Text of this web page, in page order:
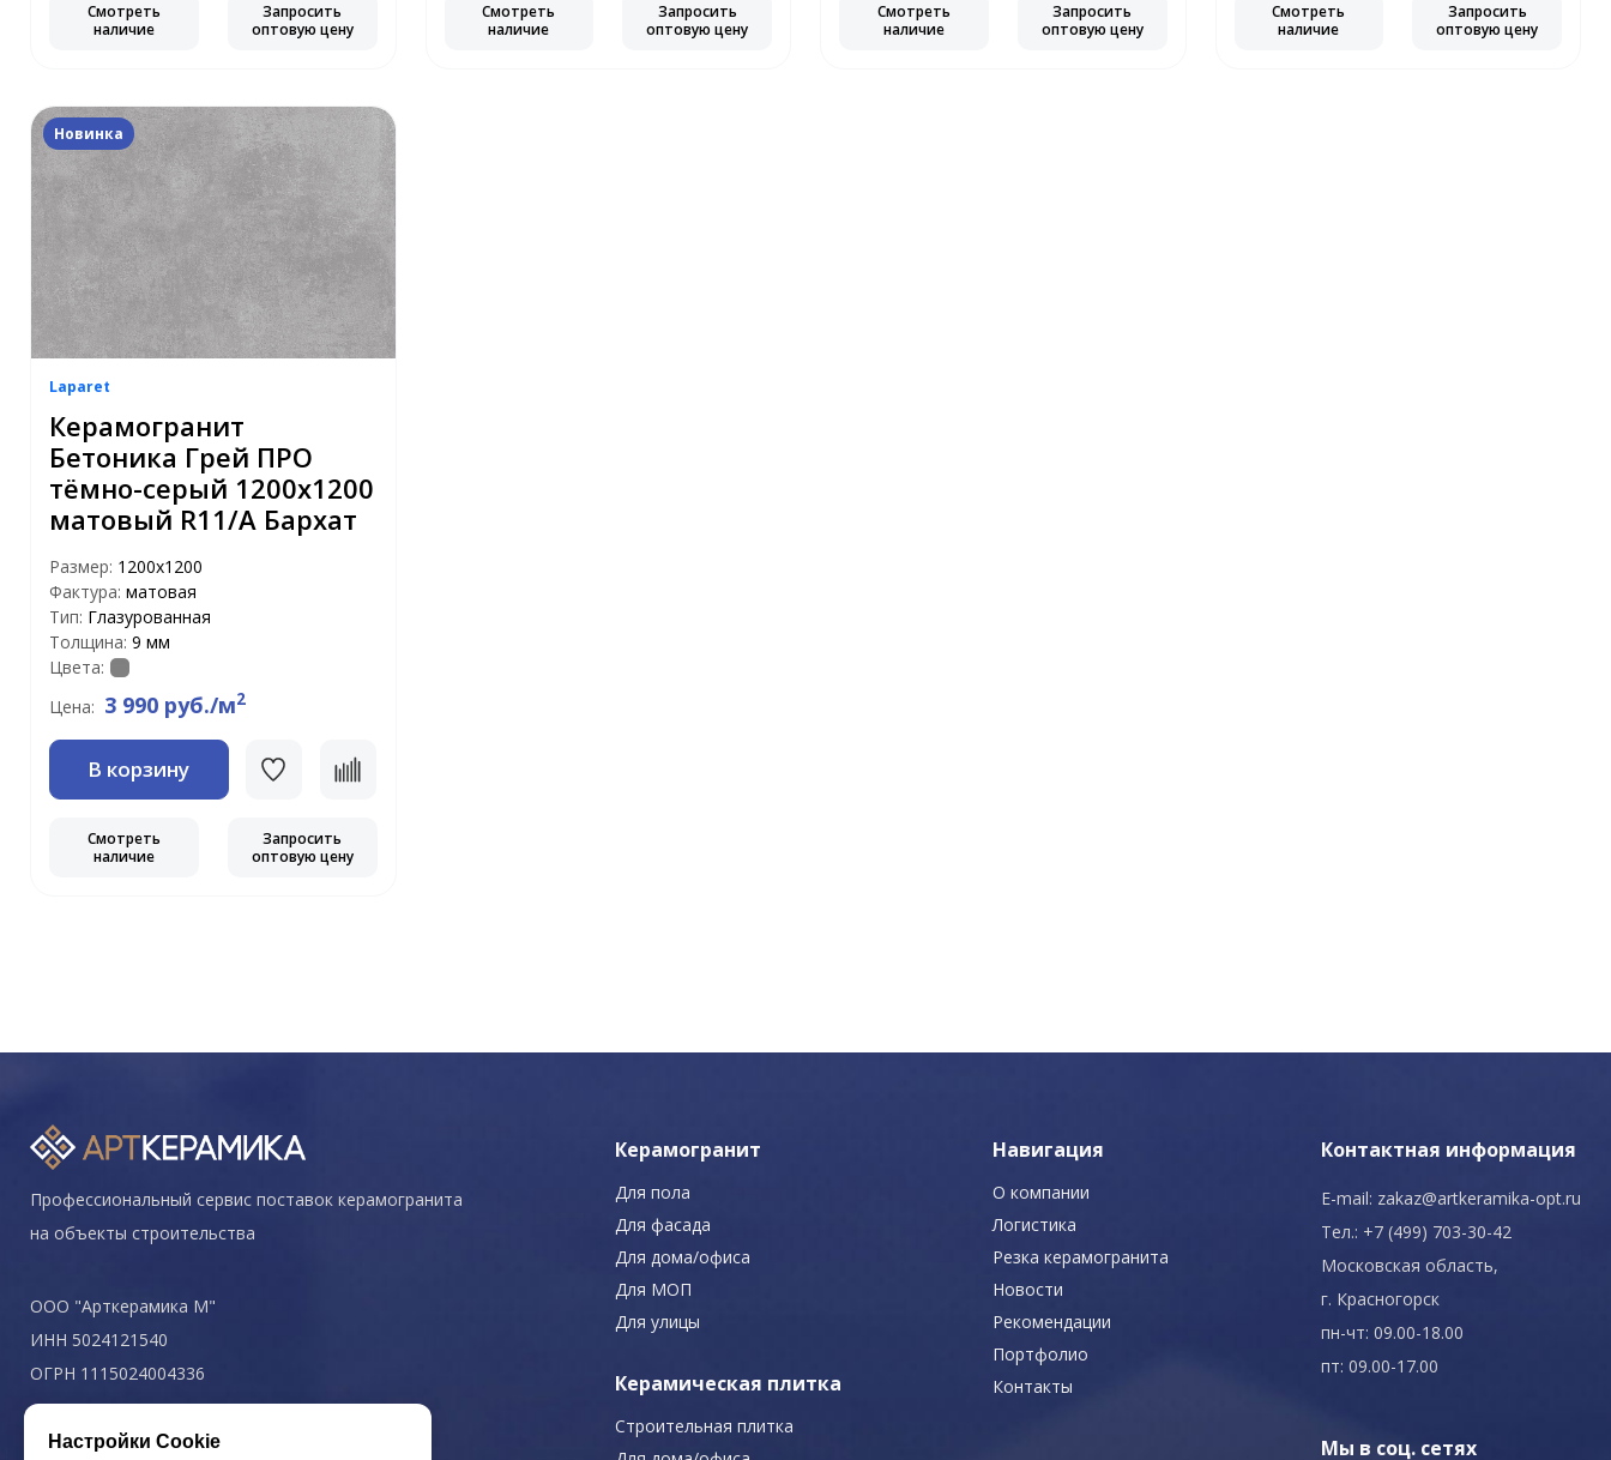
Смотреть
наличие
Запросить
оптовую цену
Смотреть
наличие
Запросить
оптовую цену
Смотреть
наличие
Запросить
оптовую цену
Смотреть
наличие
Запросить
оптовую цену
Новинка
Laparet
Керамогранит
Бетоника Грей ПРО
тёмно-серый 1200x1200
матовый R11/A Бархат
Размер: 1200x1200
Фактура: матовая
Тип: Глазурованная
Толщина: 9 мм
Цвета:
Цена: 3 990 руб./м2
В корзину
Смотреть
наличие
Запросить
оптовую цену
Профессиональный сервис поставок керамогранита
на объекты строительства
ООО "Арткерамика М"
ИНН 5024121540
ОГРН 1115024004336
Политика конфиденциальности
Керамогранит
Для пола
Для фасада
Для дома/офиса
Для МОП
Для улицы
Керамическая плитка
Строительная плитка
Навигация
О компании
Логистика
Резка керамогранита
Новости
Рекомендации
Портфолио
Контакты
Контактная информация
E-mail: zakaz@artkeramika-opt.ru
Тел.: +7 (499) 703-30-42
Московская область,
г. Красногорск
пн-чт: 09.00-18.00
пт: 09.00-17.00
Мы в соц. сетях
Настройки Cookie